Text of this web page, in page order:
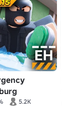
5.2K